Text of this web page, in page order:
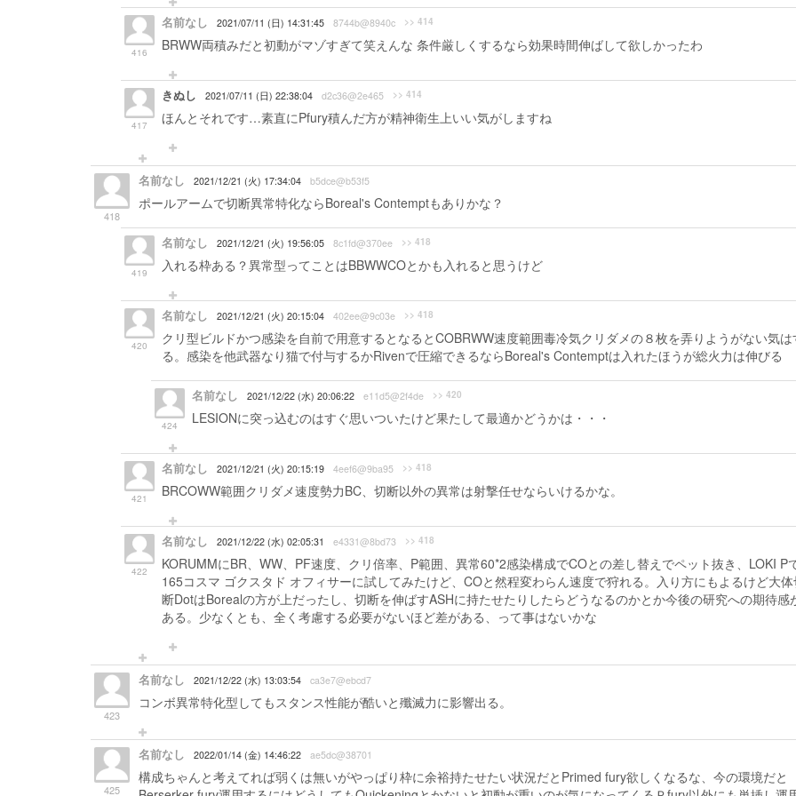
416
名前なし 2021/07/11 (日) 14:31:45 8744b@8940c >> 414
BRWW両積みだと初動がマゾすぎて笑えんな 条件厳しくするなら効果時間伸ばして欲しかったわ
417
きぬし 2021/07/11 (日) 22:38:04 d2c36@2e465 >> 414
ほんとそれです…素直にPfury積んだ方が精神衛生上いい気がしますね
418
名前なし 2021/12/21 (火) 17:34:04 b5dce@b53f5
ポールアームで切断異常特化ならBoreal's Contemptもありかな？
419
名前なし 2021/12/21 (火) 19:56:05 8c1fd@370ee >> 418
入れる枠ある？異常型ってことはBBWWCOとかも入れると思うけど
420
名前なし 2021/12/21 (火) 20:15:04 402ee@9c03e >> 418
クリ型ビルドかつ感染を自前で用意するとなるとCOBRWW速度範囲毒冷気クリダメの８枚を弄りようがない気は
る。感染を他武器なり猫で付与するかRivenで圧縮できるならBoreal's Contemptは入れたほうが総火力は伸びる
424
名前なし 2021/12/22 (水) 20:06:22 e11d5@2f4de >> 420
LESIONに突っ込むのはすぐ思いついたけど果たして最適かどうかは・・・
421
名前なし 2021/12/21 (火) 20:15:19 4eef6@9ba95 >> 418
BRCOWW範囲クリダメ速度勢力BC、切断以外の異常は射撃任せならいけるかな。
422
名前なし 2021/12/22 (水) 02:05:31 e4331@8bd73 >> 418
KORUMMにBR、WW、PF速度、クリ倍率、P範囲、異常60*2感染構成でCOとの差し替えでペット抜き、LOKI P
165コスマ ゴクスタド オフィサーに試してみたけど、COと然程変わらん速度で狩れる。入り方にもよるけど大
断DotはBorealの方が上だったし、切断を伸ばすASHに持たせたりしたらどうなるのかとか今後の研究への期待感
ある。少なくとも、全く考慮する必要がないほど差がある、って事はないかな
423
名前なし 2021/12/22 (水) 13:03:54 ca3e7@ebcd7
コンボ異常特化型してもスタンス性能が酷いと殲滅力に影響出る。
425
名前なし 2022/01/14 (金) 14:46:22 ae5dc@38701
構成ちゃんと考えてれば弱くは無いがやっぱり枠に余裕持たせたい状況だとPrimed fury欲しくなるな、今の環境だと